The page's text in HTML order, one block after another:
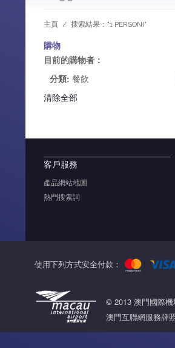
主頁 / 搜索結果："1 PERSON)"
購物
目前的購物者：
分類: 餐飲
清除全部
客戶服務
產品網站地圖
熱門搜索詞
使用下列方式安全付款：
©2013 澳門國際機
澳門互聯網服務牌